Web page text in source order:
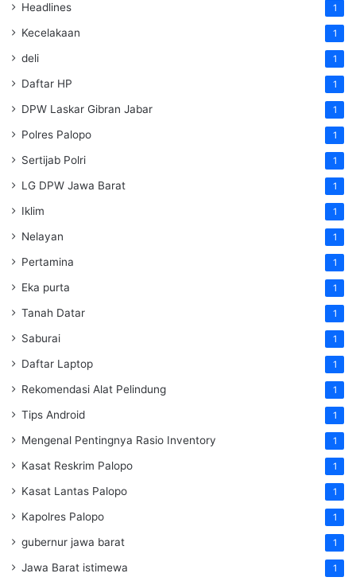
Headlines 1
Kecelakaan 1
deli 1
Daftar HP 1
DPW Laskar Gibran Jabar 1
Polres Palopo 1
Sertijab Polri 1
LG DPW Jawa Barat 1
Iklim 1
Nelayan 1
Pertamina 1
Eka purta 1
Tanah Datar 1
Saburai 1
Daftar Laptop 1
Rekomendasi Alat Pelindung 1
Tips Android 1
Mengenal Pentingnya Rasio Inventory 1
Kasat Reskrim Palopo 1
Kasat Lantas Palopo 1
Kapolres Palopo 1
gubernur jawa barat 1
Jawa Barat istimewa 1